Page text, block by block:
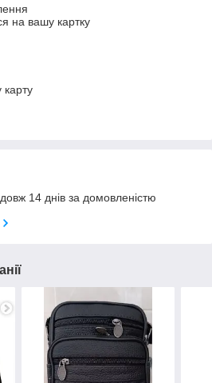
на вашу картку
карту
14 днів за домовленістю